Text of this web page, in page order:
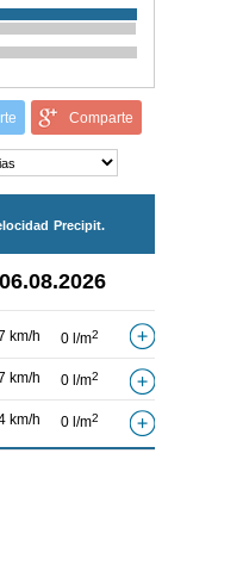
Comparte
Precipit.
06.08.2026
km/h 0 l/m2
km/h 0 l/m2
km/h 0 l/m2